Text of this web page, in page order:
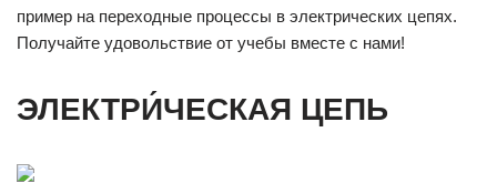
пример на переходные процессы в электрических цепях.
Получайте удовольствие от учебы вместе с нами!
ЭЛЕКТРИ́ЧЕСКАЯ ЦЕПЬ